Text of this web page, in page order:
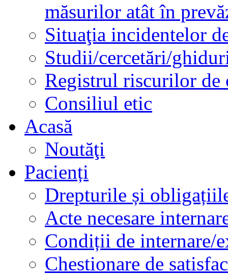
măsurilor atât în
Situaţia incidentelor
Studii/cercetări/
Registrul riscurilor de
Consiliul etic
Acasă
Noutăţi
Pacienți
Drepturile și
Acte necesare
Condiții de internare/
Chestionare de